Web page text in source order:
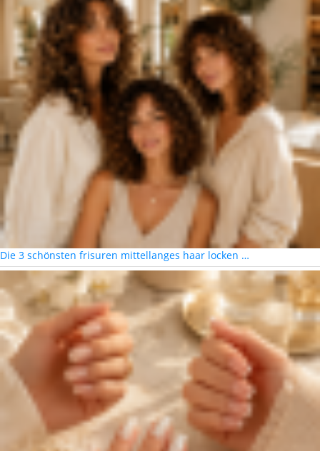
Die 3 schönsten frisuren mittellanges haar locken …